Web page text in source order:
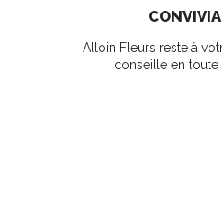
Alloin Fleurs reste à
conseille en toute